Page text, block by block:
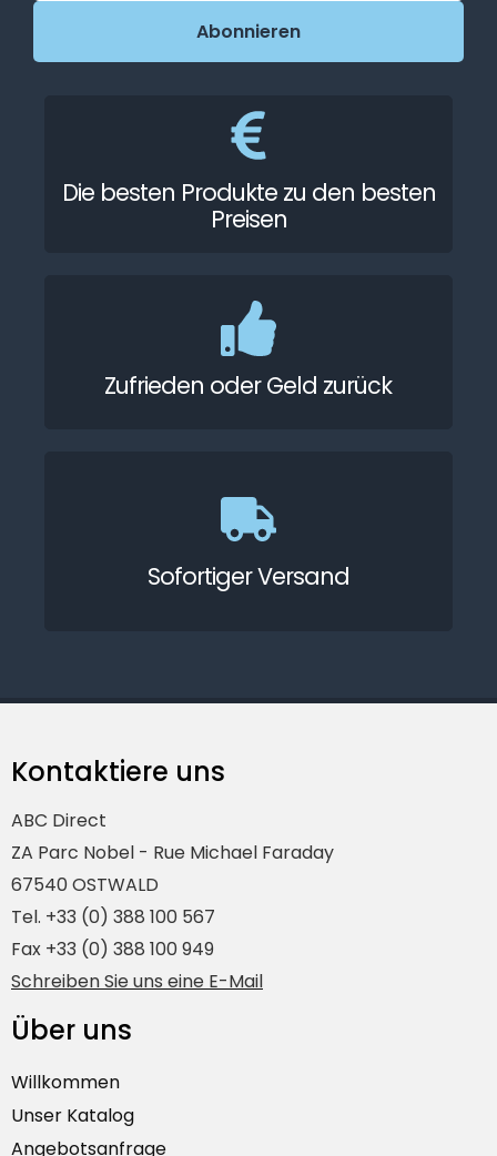
Die besten Produkte zu den besten
Preisen
Zufrieden oder Geld zurück
Sofortiger Versand
Kontaktiere uns
ABC Direct
ZA Parc Nobel - Rue Michael Faraday
67540 OSTWALD
Tel. +33 (0) 388 100 567
Fax +33 (0) 388 100 949
Schreiben Sie uns eine E-Mail
Über uns
Willkommen
Unser Katalog
Angebotsanfrage